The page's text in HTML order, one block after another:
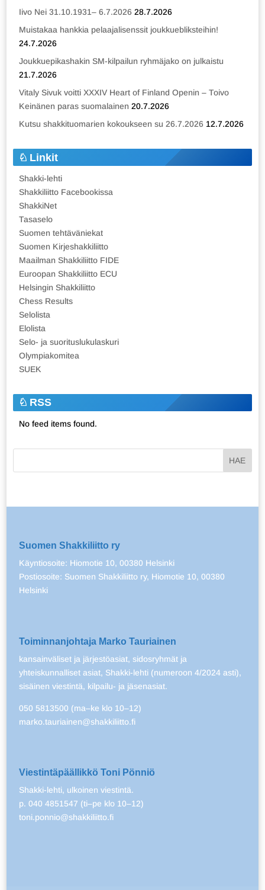
Iivo Nei 31.10.1931– 6.7.2026 28.7.2026
Muistakaa hankkia pelaajalisenssit joukkuebliksteihin!
24.7.2026
Joukkuepikashakin SM-kilpailun ryhmäjako on julkaistu
21.7.2026
Vitaly Sivuk voitti XXXIV Heart of Finland Openin – Toivo
Keinänen paras suomalainen 20.7.2026
Kutsu shakkituomarien kokoukseen su 26.7.2026 12.7.2026
Linkit
Shakki-lehti
Shakkiliitto Facebookissa
ShakkiNet
Tasaselo
Suomen tehtäväniekat
Suomen Kirjeshakkiliitto
Maailman Shakkiliitto FIDE
Euroopan Shakkiliitto ECU
Helsingin Shakkiliitto
Chess Results
Selolista
Elolista
Selo- ja suorituslukulaskuri
Olympiakomitea
SUEK
RSS
No feed items found.
Suomen Shakkiliitto ry
Käyntiosoite: Hiomotie 10, 00380 Helsinki
Postiosoite: Suomen Shakkiliitto ry, Hiomotie 10, 00380
Helsinki
Toiminnanjohtaja Marko Tauriainen
kansainväliset ja järjestöasiat, sidosryhmät ja
yhteiskunnalliset asiat, Shakki-lehti (numeroon 4/2024 asti),
sisäinen viestintä, kilpailu- ja jäsenasiat.
050 5813500 (ma–ke klo 10–12)
marko.tauriainen@shakkiliitto.fi
Viestintäpäällikkö Toni Pönniö
Shakki-lehti, ulkoinen viestintä.
p. 040 4851547 (ti–pe klo 10–12)
toni.ponnio@shakkiliitto.fi